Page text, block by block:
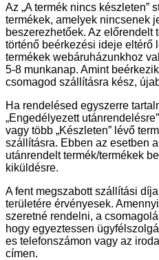
Az „A termék nincs készleten”
termékek, amelyek nincsenek
beszerezhetőek. Az előrendelt
történő beérkezési ideje eltérő
termékek webáruházunkhoz
5-8 munkanap. Amint
csomagod szállításra kész,
Ha rendelésed egyszerre
„Engedélyezett
vagy több „Készleten” lévő
szállításra. Ebben az esetben
utánrendelt termék/termékek
kiküldésre.
A fent megszabott szállítási
területére érvényesek.
szeretné rendelni, a
hogy egyeztessen
es telefonszámon vagy az
címen.